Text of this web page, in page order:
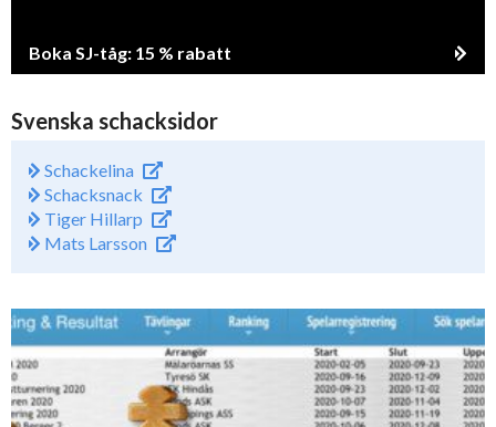
Boka SJ-tåg: 15 % rabatt
Svenska schacksidor
Schackelina
Schacksnack
Tiger Hillarp
Mats Larsson